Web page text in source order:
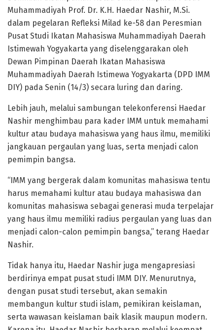
Muhammadiyah Prof. Dr. K.H. Haedar Nashir, M.Si.
dalam pegelaran Refleksi Milad ke-58 dan Peresmian
Pusat Studi Ikatan Mahasiswa Muhammadiyah Daerah
Istimewah Yogyakarta yang diselenggarakan oleh
Dewan Pimpinan Daerah Ikatan Mahasiswa
Muhammadiyah Daerah Istimewa Yogyakarta (DPD IMM
DIY) pada Senin (14/3) secara luring dan daring.
Lebih jauh, melalui sambungan telekonferensi Haedar
Nashir menghimbau para kader IMM untuk memahami
kultur atau budaya mahasiswa yang haus ilmu, memiliki
jangkauan pergaulan yang luas, serta menjadi calon
pemimpin bangsa.
“IMM yang bergerak dalam komunitas mahasiswa tentu
harus memahami kultur atau budaya mahasiswa dan
komunitas mahasiswa sebagai generasi muda terpelajar
yang haus ilmu memiliki radius pergaulan yang luas dan
menjadi calon-calon pemimpin bangsa,” terang Haedar
Nashir.
Tidak hanya itu, Haedar Nashir juga mengapresiasi
berdirinya empat pusat studi IMM DIY. Menurutnya,
dengan pusat studi tersebut, akan semakin
membangun kultur studi islam, pemikiran keislaman,
serta wawasan keislaman baik klasik maupun modern.